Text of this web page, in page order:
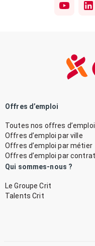
Offres d’emploi
Toutes nos offres d’emploi
Offres d’emploi par ville
Offres d’emploi par métier
Offres d’emploi par contrat
Qui sommes-nous ?
Le Groupe Crit
Talents Crit